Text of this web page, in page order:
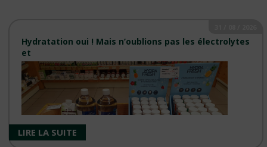
Hydratation oui ! Mais n’oublions pas les électrolytes
et
LIRE LA SUITE